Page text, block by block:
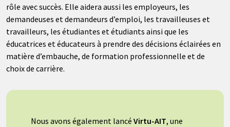
rôle avec succès. Elle aidera aussi les employeurs, les
demandeuses et demandeurs d’emploi, les travailleuses et
travailleurs, les étudiantes et étudiants ainsi que les
éducatrices et éducateurs à prendre des décisions éclairées en
matière d’embauche, de formation professionnelle et de
choix de carrière.
Nous avons également lancé Virtu-AIT, une